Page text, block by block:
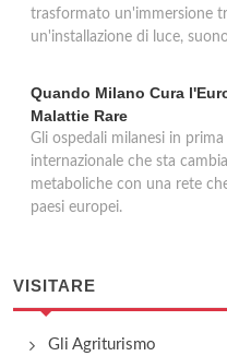
trasformato un'immersione
un'installazione di luce,
Quando Milano Cura
Malattie Rare
Gli ospedali milanesi in
internazionale che sta
metaboliche con una rete
paesi europei.
VISITARE
Gli Agriturismo